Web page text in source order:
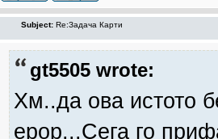
Subject: Re:Задача Карти
gt5505 wrote:
Хм..да ова истото
ерор...Сега го